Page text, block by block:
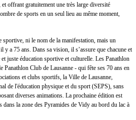
offrant gratuitement une très large diversité
de sports en un seul lieu au même moment,
sportive, ni le nom de la manifestation, mais un
y a 75 ans. Dans sa vision, il s’assure que chacune et
juste éducation sportive et culturelle. Les Panathlon
Club de Lausanne - qui fête ses 70 ans en
et clubs sportifs, la Ville de Lausanne,
de l'éducation physique et du sport (SEPS), sans
diverses animations. La prochaine édition est
la zone des Pyramides de Vidy au bord du lac à